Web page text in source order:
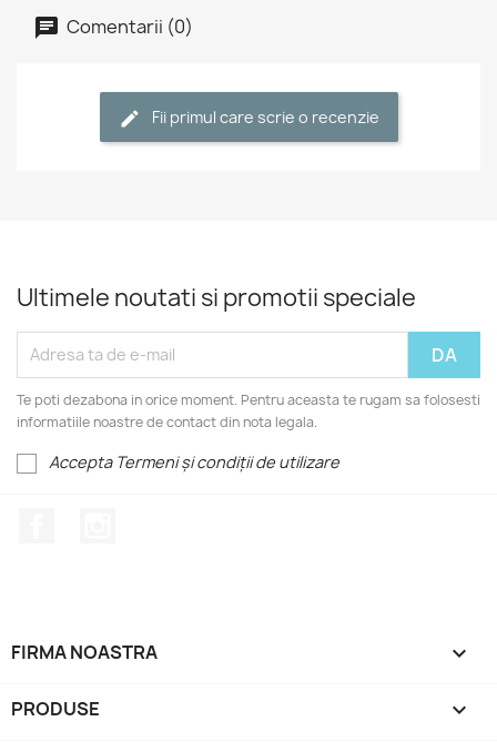
Comentarii (0)
Fii primul care scrie o recenzie
Ultimele noutati si promotii speciale
Te poti dezabona in orice moment. Pentru aceasta te rugam sa folosesti
informatiile noastre de contact din nota legala.
Accepta Termeni și condiții de utilizare
FIRMA NOASTRA 
PRODUSE 